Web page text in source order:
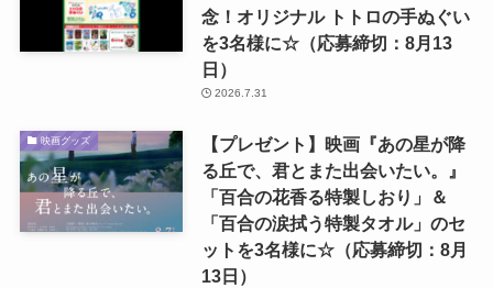
念！オリジナル トトロの手ぬぐい
を3名様に☆（応募締切：8月13
日）
2026.7.31
映画グッズ
【プレゼント】映画『あの星が降
る丘で、君とまた出会いたい。』
「百合の花香る特製しおり」＆
「百合の涙拭う特製タオル」のセ
ットを3名様に☆（応募締切：8月
13日）